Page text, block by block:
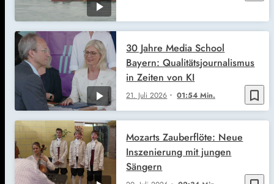
bookmark_border
21. Juli 2026 01:54 Min.
30 Jahre Media School
Bayern: Qualitätsjournalismus
in Zeiten von KI
Mozarts Zauberflöte: Neue
Inszenierung mit jungen
Sängern